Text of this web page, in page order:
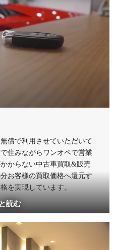
償で利用させていただいて
住みながらワンオペで営業
からない中古車買取&販売
お客様の買取価格へ還元す
を実現しています。